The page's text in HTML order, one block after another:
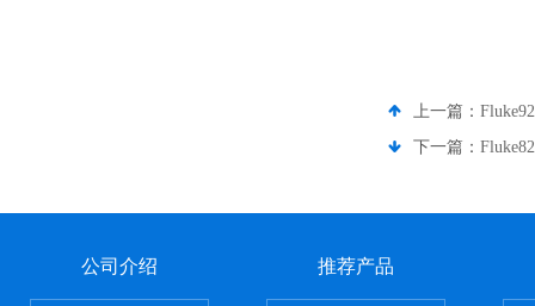
上一篇：
下一篇：
公司介绍 推荐产品